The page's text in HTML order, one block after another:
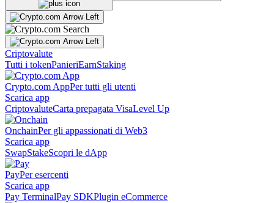
Criptovalute
Tutti i tokenPanieriEarnStaking
Crypto.com AppPer tutti gli utenti
Scarica app
CriptovaluteCarta prepagata VisaLevel Up
OnchainPer gli appassionati di Web3
Scarica app
SwapStakeScopri le dApp
PayPer esercenti
Scarica app
Pay TerminalPay SDKPlugin eCommerce